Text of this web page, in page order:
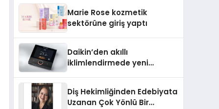
Aldı
Marie Rose kozmetik
sektörüne giriş yaptı
Daikin’den akıllı
iklimlendirmede yeni
Diş Hekimliğinden Edebiyata
Uzanan Çok Yönlü Bir